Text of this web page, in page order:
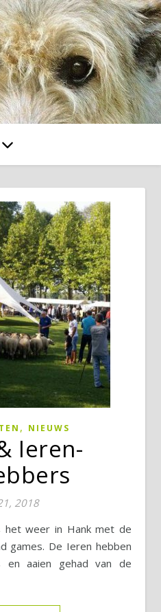
, NIEUWS
Ieren-
2018
games. De Ieren hebben
en aaien gehad van de